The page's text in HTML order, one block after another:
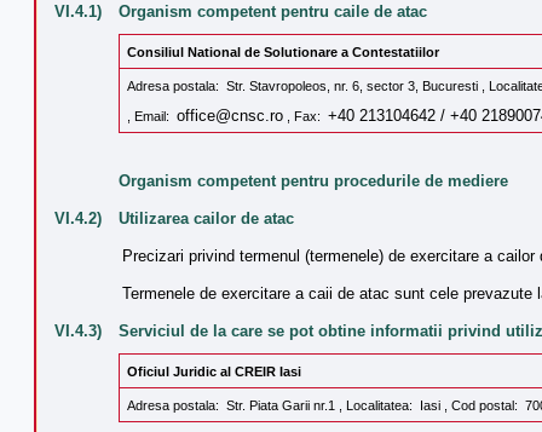
VI.4.1) Organism competent pentru caile de atac
Consiliul National de Solutionare a Contestatiilor
Adresa postala: Str. Stavropoleos, nr. 6, sector 3, Bucuresti ,
, Email: office@cnsc.ro, Fax: +40 213104642 / +40
Organism competent pentru procedurile de mediere
VI.4.2) Utilizarea cailor de atac
Precizari privind termenul (termenele) de exercitare a cailor
Termenele de exercitare a caii de atac sunt cele prevazute
VI.4.3) Serviciul de la care se pot obtine informatii privind
Oficiul Juridic al CREIR Iasi
Adresa postala: Str. Piata Garii nr.1 , Localitatea: Iasi , Cod postal: